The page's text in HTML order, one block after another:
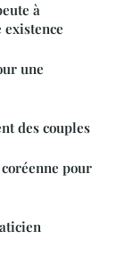
à
une
des couples
pour